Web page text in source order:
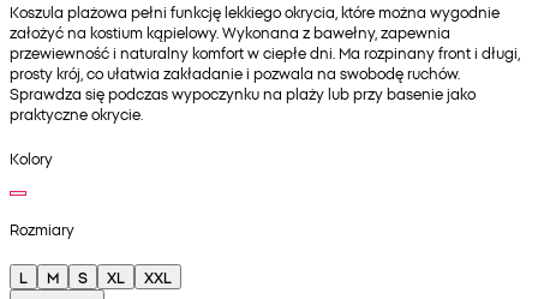
Koszula plażowa pełni funkcję lekkiego okrycia, które można wygodnie
założyć na kostium kąpielowy. Wykonana z bawełny, zapewnia
przewiewność i naturalny komfort w ciepłe dni. Ma rozpinany front i długi,
prosty krój, co ułatwia zakładanie i pozwala na swobodę ruchów.
Sprawdza się podczas wypoczynku na plaży lub przy basenie jako
praktyczne okrycie.
Kolory
Rozmiary
L M S XL
XXL